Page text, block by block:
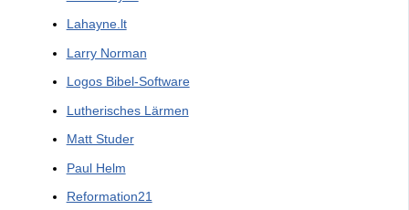
Lahayne.lt
Larry Norman
Logos Bibel-Software
Lutherisches Lärmen
Matt Studer
Paul Helm
Reformation21